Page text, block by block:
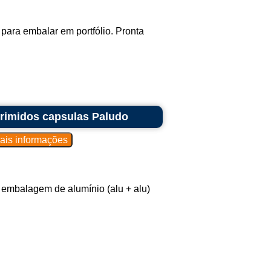
embalar em portfólio. Pronta
capsulas Paludo
de alumínio (alu + alu)